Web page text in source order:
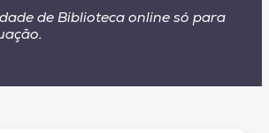
de Biblioteca online só para